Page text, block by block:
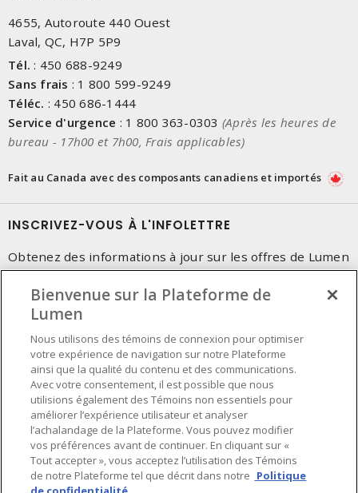
4655, Autoroute 440 Ouest
Laval, QC, H7P 5P9
Tél. : 450 688-9249
Sans frais : 1 800 599-9249
Téléc. : 450 686-1444
Service d'urgence : 1 800 363-0303 (Après les heures de
bureau - 17h00 et 7h00, Frais applicables)
Fait au Canada avec des composants canadiens et importés
INSCRIVEZ-VOUS À L'INFOLETTRE
Obtenez des informations à jour sur les offres de Lumen
Bienvenue sur la Plateforme de
Lumen
Nous utilisons des témoins de connexion pour optimiser
votre expérience de navigation sur notre Plateforme
ainsi que la qualité du contenu et des communications.
Avec votre consentement, il est possible que nous
utilisions également des Témoins non essentiels pour
améliorer l’expérience utilisateur et analyser
l’achalandage de la Plateforme. Vous pouvez modifier
vos préférences avant de continuer. En cliquant sur «
Tout accepter », vous acceptez l’utilisation des Témoins
de notre Plateforme tel que décrit dans notre Politique